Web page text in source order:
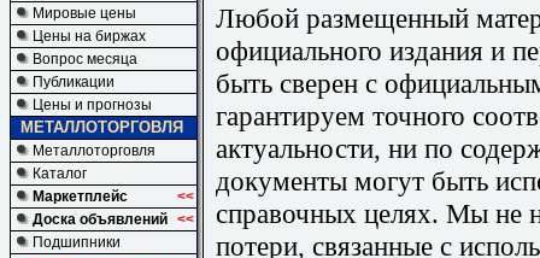
Мировые цены
Цены на биржах
Вопрос месяца
Публикации
Цены и прогнозы
МЕТАЛЛОТОРГОВЛЯ
Металлоторговля
Каталог
Маркетплейс
<<
Доска объявлений <<
Подшипники
Любой размещенный
официального издания и
быть сверен с
гарантируем точного
актуальности, ни по
документы могут быть
справочных целях. Мы не
потери, связанные с